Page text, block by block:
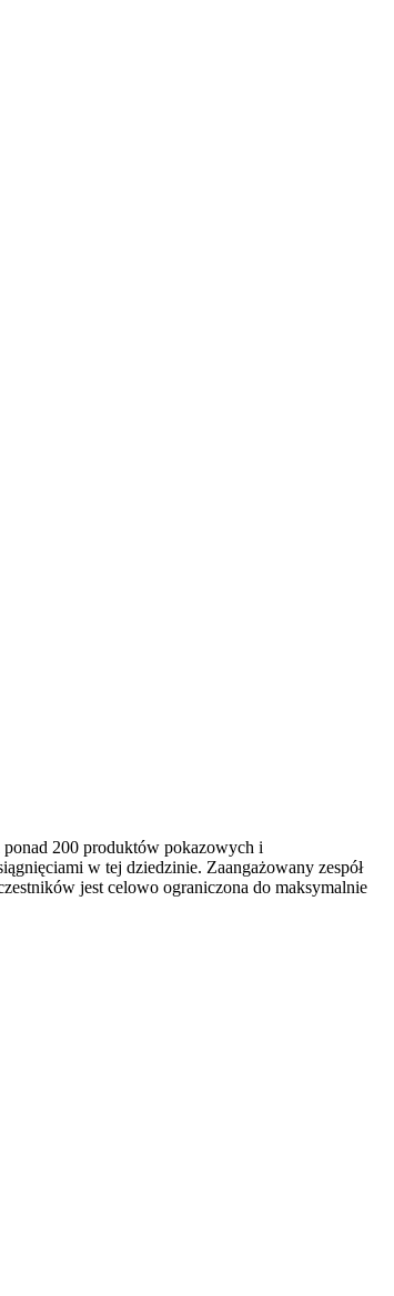
200 produktów pokazowych i
w tej dziedzinie. Zaangażowany zespół
jest celowo ograniczona do maksymalnie